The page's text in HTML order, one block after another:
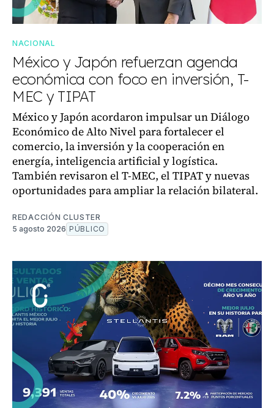
NACIONAL
México y Japón refuerzan agenda
económica con foco en inversión, T-
MEC y TIPAT
México y Japón acordaron impulsar un Diálogo
Económico de Alto Nivel para fortalecer el
comercio, la inversión y la cooperación en
energía, inteligencia artificial y logística.
También revisaron el T-MEC, el TIPAT y nuevas
oportunidades para ampliar la relación bilateral.
REDACCIÓN CLUSTER
5 agosto 2026 PÚBLICO